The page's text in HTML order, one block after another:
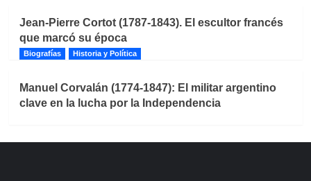
Jean-Pierre Cortot (1787-1843). El escultor francés
que marcó su época
Biografías Historia y Política
Manuel Corvalán (1774-1847): El militar argentino
clave en la lucha por la Independencia